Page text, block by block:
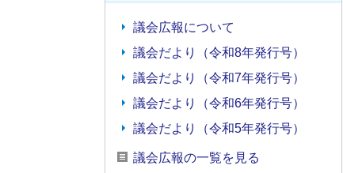
議会広報について
議会だより（令和8年発行号）
議会だより（令和7年発行号）
議会だより（令和6年発行号）
議会だより（令和5年発行号）
議会広報の一覧を見る